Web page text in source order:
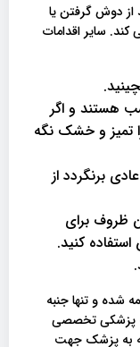
از دوش گرفتن یا
سایر اقدامات
هستند و اگر
تمیز و خشک نگه
برنگردد از
ظروف برای
کنید.
شده و تنها جنبه
پزشکی تخصصی
به پزشک جهت